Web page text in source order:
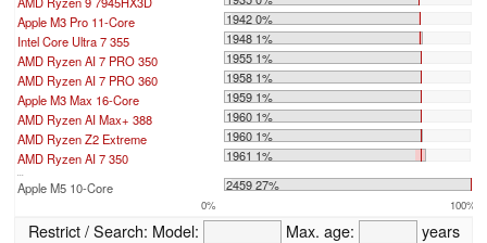
Apple M3 Pro 11-Core
1942 0%
Intel Core Ultra 7 355
1948 1%
AMD Ryzen AI 7 PRO 350
1955 1%
AMD Ryzen AI 7 PRO 360
1958 1%
Apple M3 Max 16-Core
1959 1%
AMD Ryzen AI Max+ 388
1960 1%
AMD Ryzen Z2 Extreme
1960 1%
AMD Ryzen AI 7 350
1961 1%
Apple M5 10-Core 2459 27%
0% 100%
Restrict / Search: Model: Max. age:
years